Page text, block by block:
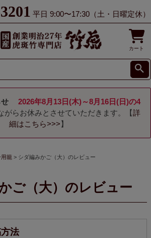
平日 9:00〜17:30（土・日曜定休）
カート
2026年8月13日(木)～8月16日(日)の4
がらお休みとさせていただきます。【詳
細はこちら>>> 】
用籠 シダ編みかご（大）のレビュー
ご（大）のレビュー
法